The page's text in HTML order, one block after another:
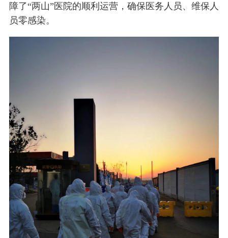
障了“两山”医院的顺利运营，确保医务人员、维保人
员零感染。